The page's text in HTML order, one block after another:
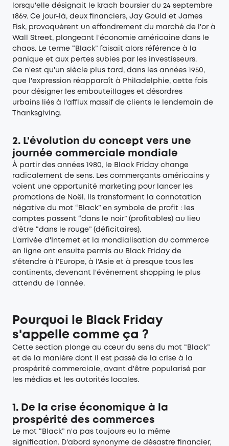
lorsqu'elle désignait le krach boursier du 24 septembre
1869. Ce jour-là, deux financiers, Jay Gould et James
Fisk, provoquèrent un effondrement du marché de l'or à
Wall Street, plongeant l'économie américaine dans le
chaos. Le terme “Black” faisait alors référence à la
panique et aux pertes subies par les investisseurs.
Ce n'est qu'un siècle plus tard, dans les années 1950,
que l'expression réapparaît à Philadelphie, cette fois
pour désigner les embouteillages et désordres
urbains liés à l'afflux massif de clients le lendemain de
Thanksgiving.
2. L'évolution du concept vers une
journée commerciale mondiale
À partir des années 1980, le Black Friday change
radicalement de sens. Les commerçants américains y
voient une opportunité marketing pour lancer les
promotions de Noël. Ils transforment la connotation
négative du mot “Black” en symbole de profit : les
comptes passent “dans le noir” (profitables) au lieu
d'être “dans le rouge” (déficitaires).
L'arrivée d'Internet et la mondialisation du commerce
en ligne ont ensuite permis au Black Friday de
s'étendre à l'Europe, à l'Asie et à presque tous les
continents, devenant l'événement shopping le plus
attendu de l'année.
Pourquoi le Black Friday
s'appelle comme ça ?
Cette section plonge au cœur du sens du mot “Black”
et de la manière dont il est passé de la crise à la
prospérité commerciale, avant d'être popularisé par
les médias et les autorités locales.
1. De la crise économique à la
prospérité des commerces
Le mot “Black” n'a pas toujours eu la même
signification. D'abord synonyme de désastre financier,